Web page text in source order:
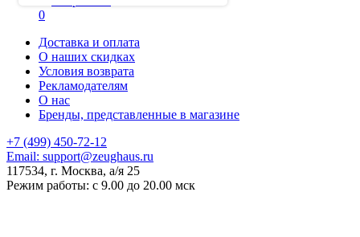
0
Доставка и оплата
О наших скидках
Условия возврата
Рекламодателям
О нас
Бренды, представленные в магазине
+7 (499) 450-72-12
Email: support@zeughaus.ru
117534, г. Москва, а/я 25
Режим работы: с 9.00 до 20.00 мск